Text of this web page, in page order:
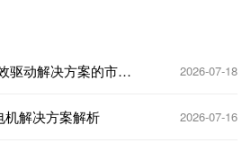
驱动解决方案的市场
2026-07-18
机解决方案解析 2026-07-16